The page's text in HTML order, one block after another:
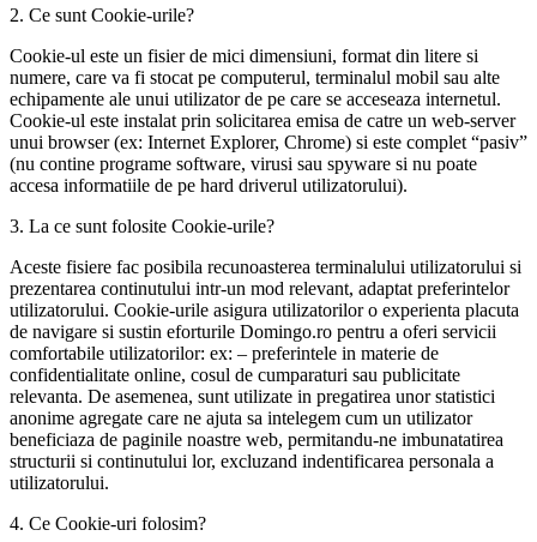
2. Ce sunt Cookie-urile?
Cookie-ul este un fisier de mici dimensiuni, format din litere si
numere, care va fi stocat pe computerul, terminalul mobil sau alte
echipamente ale unui utilizator de pe care se acceseaza internetul.
Cookie-ul este instalat prin solicitarea emisa de catre un web-server
unui browser (ex: Internet Explorer, Chrome) si este complet “pasiv”
(nu contine programe software, virusi sau spyware si nu poate
accesa informatiile de pe hard driverul utilizatorului).
3. La ce sunt folosite Cookie-urile?
Aceste fisiere fac posibila recunoasterea terminalului utilizatorului si
prezentarea continutului intr-un mod relevant, adaptat preferintelor
utilizatorului. Cookie-urile asigura utilizatorilor o experienta placuta
de navigare si sustin eforturile Domingo.ro pentru a oferi servicii
comfortabile utilizatorilor: ex: – preferintele in materie de
confidentialitate online, cosul de cumparaturi sau publicitate
relevanta. De asemenea, sunt utilizate in pregatirea unor statistici
anonime agregate care ne ajuta sa intelegem cum un utilizator
beneficiaza de paginile noastre web, permitandu-ne imbunatatirea
structurii si continutului lor, excluzand indentificarea personala a
utilizatorului.
4. Ce Cookie-uri folosim?